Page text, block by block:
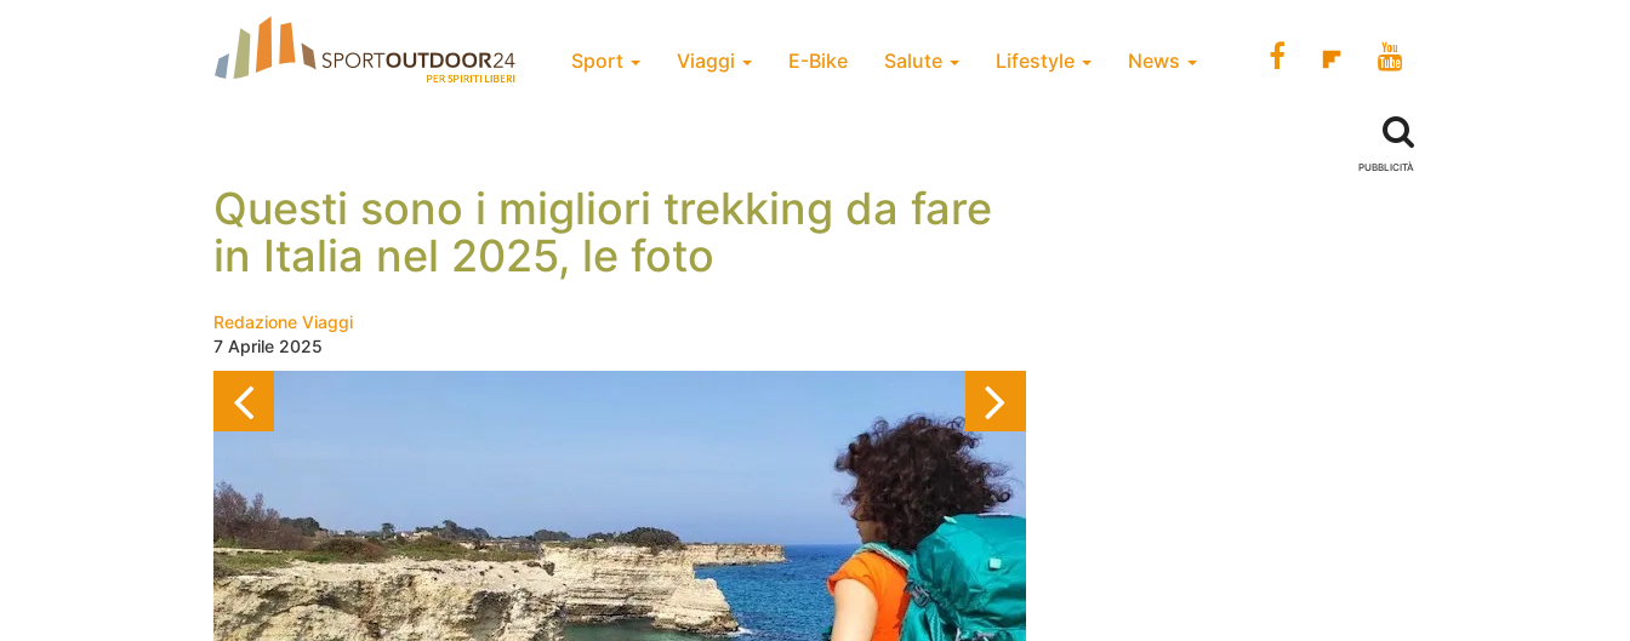
Sport Viaggi E-Bike Salute Lifestyle News
Questi sono i migliori trekking da fare
in Italia nel 2025, le foto
Redazione Viaggi
7 Aprile 2025
PUBBLICITÀ